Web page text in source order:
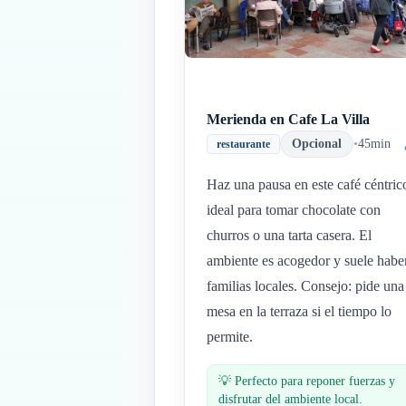
Merienda en Cafe La Villa
restaurante Opcional •45min
Haz una pausa en este café
ideal para tomar chocolate con
churros o una tarta casera. El
ambiente es acogedor y suele
familias locales. Consejo: pide una
mesa en la terraza si el tiempo lo
permite.
💡 Perfecto para reponer fuerzas y
disfrutar del ambiente local.